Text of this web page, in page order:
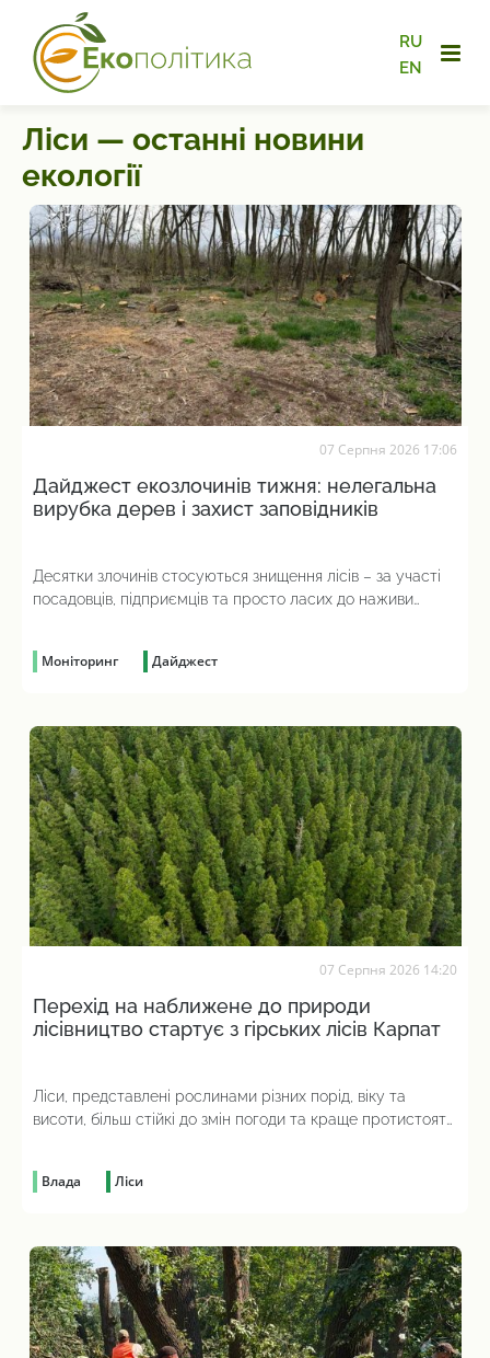
RU
EN
Ліси — останні новини
екології
07 Серпня 2026 17:06
Дайджест екозлочинів тижня: нелегальна
вирубка дерев і захист заповідників
Десятки злочинів стосуються знищення лісів – за участі
посадовців, підприємців та просто ласих до наживи
Моніторинг Дайджест
07 Серпня 2026 14:20
Перехід на наближене до природи
лісівництво стартує з гірських лісів Карпат
Ліси, представлені рослинами різних порід, віку та
висоти, більш стійкі до змін погоди та краще протистоять
Влада Ліси